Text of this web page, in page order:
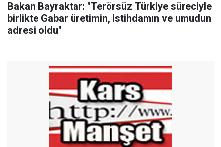
Bakan Bayraktar: "Terörsüz Türkiye süreciyle
birlikte Gabar üretimin, istihdamın ve umudun
adresi oldu"